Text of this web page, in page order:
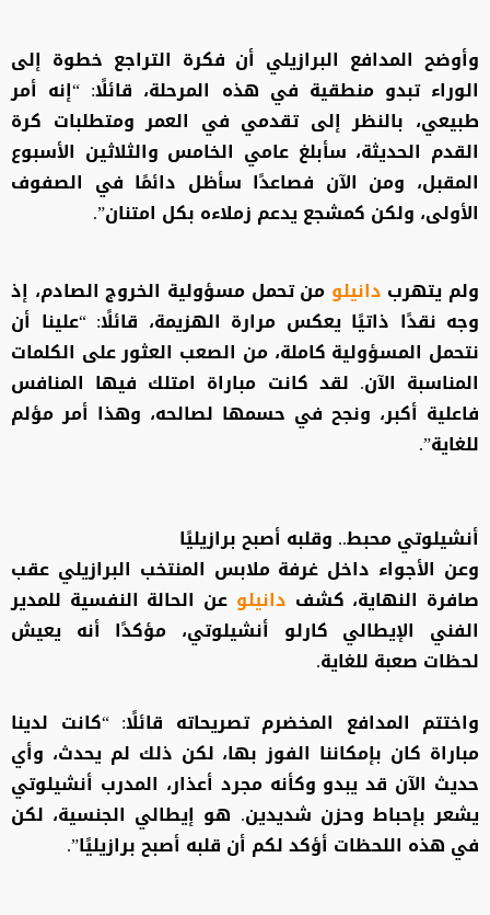
وأوضح المدافع البرازيلي أن فكرة التراجع خطوة إلى
الوراء تبدو منطقية في هذه المرحلة، قائلًا: “إنه أمر
طبيعي، بالنظر إلى تقدمي في العمر ومتطلبات كرة
القدم الحديثة، سأبلغ عامي الخامس والثلاثين الأسبوع
المقبل، ومن الآن فصاعدًا سأظل دائمًا في الصفوف
الأولى، ولكن كمشجع يدعم زملاءه بكل امتنان”.
ولم يتهرب دانيلو من تحمل مسؤولية الخروج الصادم، إذ
وجه نقدًا ذاتيًا يعكس مرارة الهزيمة، قائلًا: “علينا أن
نتحمل المسؤولية كاملة، من الصعب العثور على الكلمات
المناسبة الآن. لقد كانت مباراة امتلك فيها المنافس
فاعلية أكبر، ونجح في حسمها لصالحه، وهذا أمر مؤلم
للغاية”.
أنشيلوتي محبط.. وقلبه أصبح برازيليًا
وعن الأجواء داخل غرفة ملابس المنتخب البرازيلي عقب
صافرة النهاية، كشف دانيلو عن الحالة النفسية للمدير
الفني الإيطالي كارلو أنشيلوتي، مؤكدًا أنه يعيش
لحظات صعبة للغاية.
واختتم المدافع المخضرم تصريحاته قائلًا: “كانت لدينا
مباراة كان بإمكاننا الفوز بها، لكن ذلك لم يحدث، وأي
حديث الآن قد يبدو وكأنه مجرد أعذار، المدرب أنشيلوتي
يشعر بإحباط وحزن شديدين. هو إيطالي الجنسية، لكن
في هذه اللحظات أؤكد لكم أن قلبه أصبح برازيليًا”.